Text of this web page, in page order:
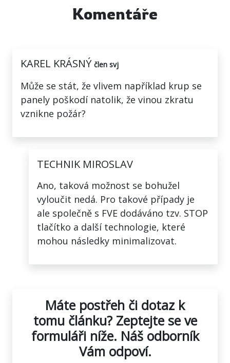
Komentáře
KAREL KRÁSNÝ člen svj
Může se stát, že vlivem například krup se
panely poškodí natolik, že vinou zkratu
vznikne požár?
TECHNIK MIROSLAV
Ano, taková možnost se bohužel
vyloučit nedá. Pro takové případy je
ale společně s FVE dodáváno tzv. STOP
tlačítko a další technologie, které
mohou následky minimalizovat.
Máte postřeh či dotaz k
tomu článku? Zeptejte se ve
formuláři níže. Náš odborník
Vám odpoví.